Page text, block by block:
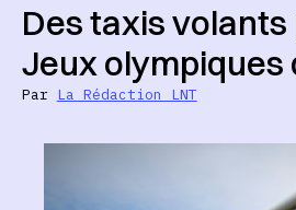
Des taxis volants
Jeux olympiques
Par La Rédaction LNT